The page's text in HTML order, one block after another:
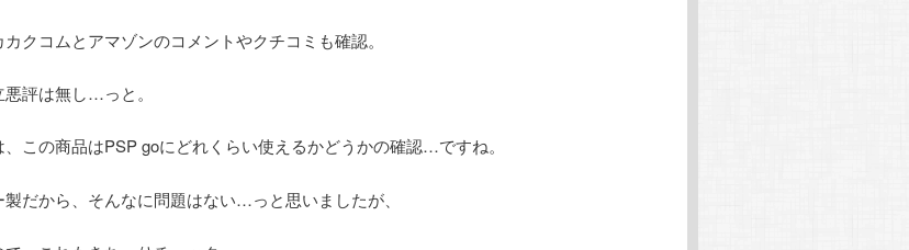
クコムとアマゾンのコメントやクチコミも確認。
悪評は無し…っと。
、この商品はPSP goにどれくらい使えるかどうかの確認…ですね。
製だから、そんなに問題はない…っと思いましたが、